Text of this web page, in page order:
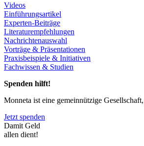
Videos
Einführungsartikel
Experten-Beiträge
Literaturempfehlungen
Nachrichtenauswahl
Vorträge & Präsentationen
Praxisbeispiele & Initiativen
Fachwissen & Studien
Spenden hilft!
Monneta ist eine gemeinnützige
Jetzt spenden
Damit Geld
allen dient!